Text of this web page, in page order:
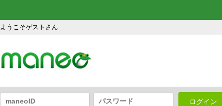
ようこそゲストさん
ログイン